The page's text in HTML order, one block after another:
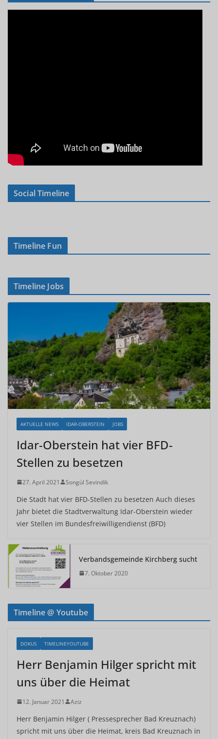
Social Timeline
Timeline Fun
Timeline Jobs
AKTUELLE NEWS IDAR-OBERSTEIN JOBS
Idar-Oberstein hat vier BFD-
Stellen zu besetzen
27. April 2021 Songül Sevindik
Die Stadt hat vier BFD-Stellen zu besetzen Auch dieses
Jahr bietet die Stadtverwaltung Idar-Oberstein wieder
vier Stellen im Bundesfreiwilligendienst (BFD)
Verbandsgemeinde Kirchberg sucht
7. Oktober 2020
Timeline @ Youtube
DOKUS TIMELINEYOUTUBE
Herr Benjamin Hilger spricht mit
uns über die Heimat
12. Januar 2021 Aziz
Herr Benjamin Hilger ( Pressesprecher Bad Kreuznach)
spricht mit uns über die Heimat, kreis Bad Kreuznach in